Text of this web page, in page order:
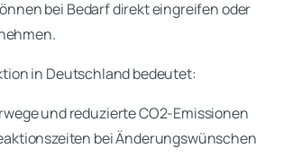
bei Bedarf direkt eingreifen oder
in Deutschland bedeutet:
und reduzierte CO2-Emissionen
bei Änderungswünschen